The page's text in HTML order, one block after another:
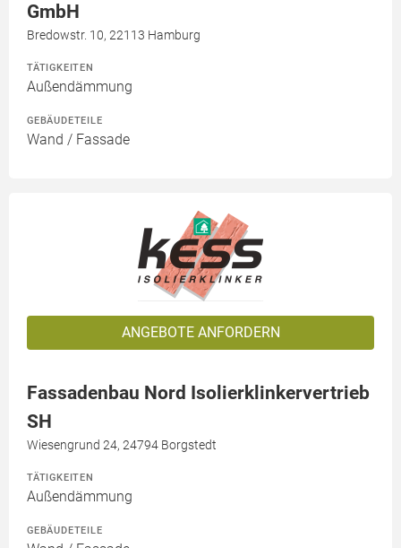
GmbH
Bredowstr. 10, 22113 Hamburg
TÄTIGKEITEN
Außendämmung
GEBÄUDETEILE
Wand / Fassade
ANGEBOTE ANFORDERN
Fassadenbau Nord Isolierklinkervertrieb
SH
Wiesengrund 24, 24794 Borgstedt
TÄTIGKEITEN
Außendämmung
GEBÄUDETEILE